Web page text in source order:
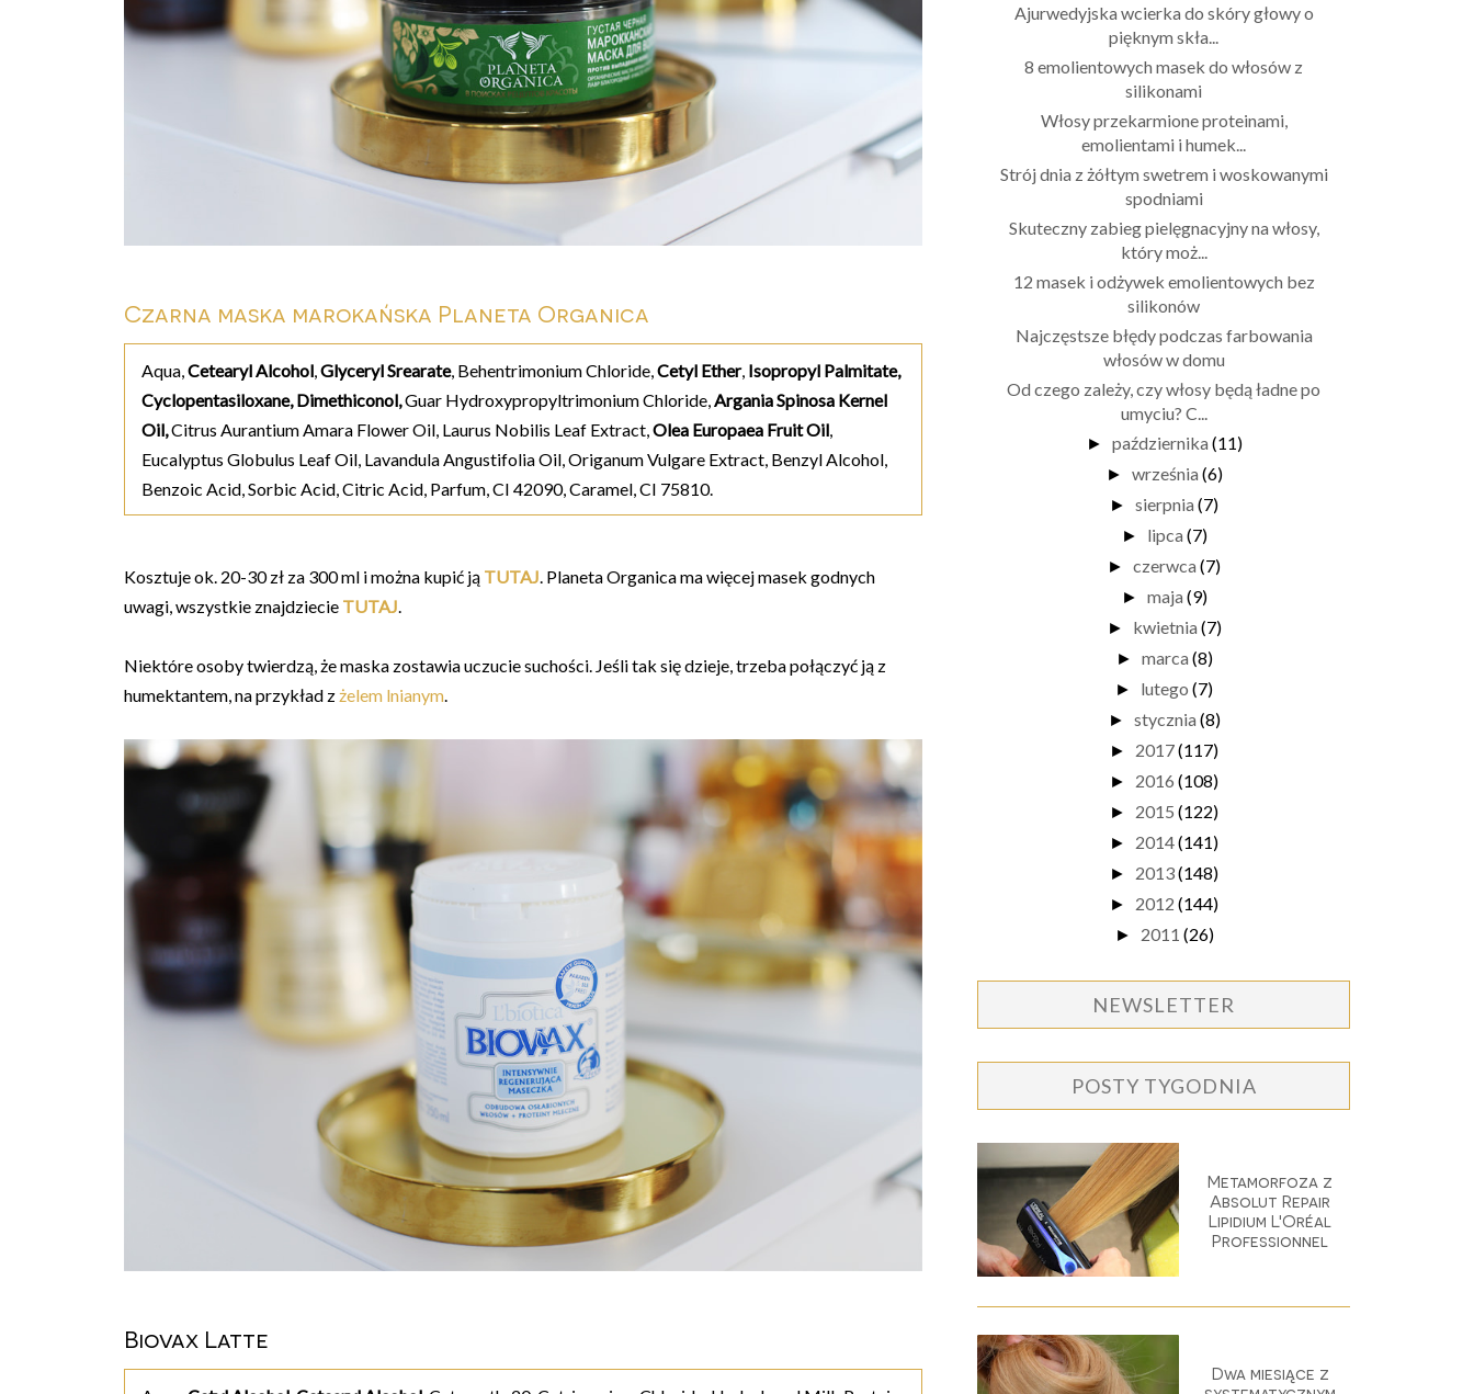
Czarna maska marokańska Planeta Organica
Aqua, Cetearyl Alcohol Glyceryl Srearate, Behentrimonium Chloride, Cetyl Ether, Isopropyl Palmitate,
Cyclopentasiloxane, Dimethiconol,Guar Hydroxypropyltrimonium Chloride, Argania Spinosa Kernel
Oil,Citrus Aurantium Amara Flower Oil, Laurus Nobilis Leaf Extract, Olea Europaea Fruit Oil
Eucalyptus Globulus Leaf Oil, Lavandula Angustifolia Oil, Origanum Vulgare Extract, Benzyl Alcohol,
Benzoic Acid, Sorbic Acid, Citric Acid, Parfum, CI 42090, Caramel, CI 75810.
Kosztuje ok. 20-30 zł za 300 ml i można kupić ją TUTAJ . Planeta Organica ma więcej masek godnych
uwagi, wszystkie znajdziecie TUTAJ
Niektóre osoby twierdzą, że maska zostawia uczucie suchości. Jeśli tak się dzieje, trzeba połączyć ją z
humektantem, na przykład zżelem lnianym
Biovax Latte
Ajurwedyjska wcierka do skóry głowy o
pięknym skła...
8 emolientowych masek do włosów z
silikonami
Włosy przekarmione proteinami,
emolientami i humek...
Strój dnia z żółtym swetrem i woskowanymi
spodniami
Skuteczny zabieg pielęgnacyjny na włosy,
który moż...
12 masek i odżywek emolientowych bez
silikonów
Najczęstsze błędy podczas farbowania
włosów w domu
Od czego zależy, czy włosy będą ładne po
umyciu? C...
► października (11)
► września (6)
► sierpnia (7)
► lipca (7)
► czerwca (7)
► maja (9)
► kwietnia (7)
► marca (8)
► lutego (7)
► stycznia (8)
► 2017(117)
► 2016 (108)
► 2015 (122)
► 2014(141)
► 2013(148)
► 2012 (144)
► 2011 (26)
NEWSLETTER
POSTY TYGODNIA
Metamorfoza z
Absolut Repair
Lipidium L'Oréal
Professionnel
Dwa miesiące z